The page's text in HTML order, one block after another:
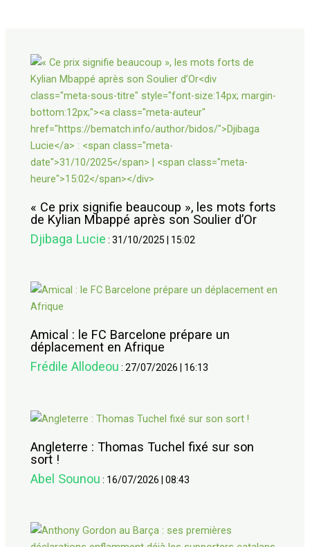
« Ce prix signifie beaucoup », les mots forts
de Kylian Mbappé après son Soulier d’Or
Djibaga Lucie :31/10/2025 | 15:02
Amical : le FC Barcelone prépare un
déplacement en Afrique
Frédile Allodeou :27/07/2026 16:13
Angleterre : Thomas Tuchel fixé sur son
sort !
Abel Sounou : 16/07/2026 |08:43